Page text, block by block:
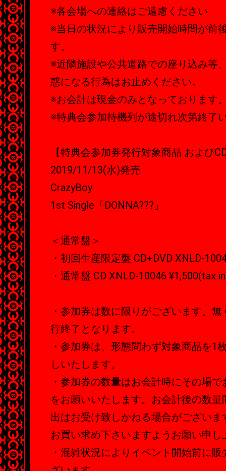
※各会場への連絡はご遠慮ください
※当日の状況により販売開始時間が前
す。
※近隣施設や公共道路での座り込み等
惑になる行為はお止めください。
※お会計は現金のみとなっております
※特典会参加待機列が途切れ次第終了
【特典会参加券発行対象商品 および
2019/11/13(水)発売
CrazyBoy
1st Single「DONNA???」
＜通常盤＞
・初回生産限定盤 CD+DVD XNLD-
・通常盤 CD XNLD-10046 ¥1,500(tax
・参加券は数に限りがございます。
行終了となります。
・参加券は、形態問わず対象商品を1
しいたします。
・参加券の数量はお会計時にその場
をお願いいたします。お会計後の数
出はお受け致しかねる場合がござい
お買い求め下さいますようお願い申し
・混雑状況によりイベント開始前に